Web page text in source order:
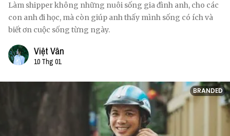
Làm shipper không những nuôi sống gia đình anh, cho các
con anh đi học, mà còn giúp anh thấy mình sống có ích và
biết ơn cuộc sống từng ngày.
Việt Vân
10 Thg 01
BRANDED